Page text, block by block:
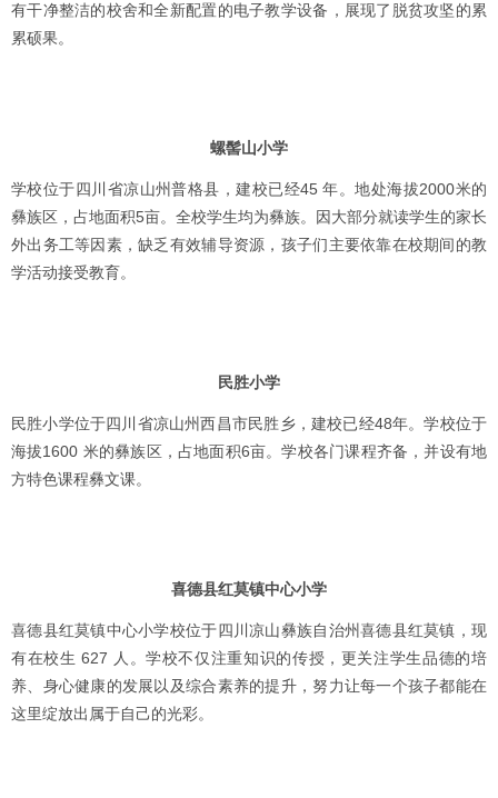
有干净整洁的校舍和全新配置的电子教学设备，展现了脱贫攻坚的累
累硕果。
螺髻山小学
学校位于四川省凉山州普格县，建校已经45 年。地处海拔2000米的
彝族区，占地面积5亩。全校学生均为彝族。因大部分就读学生的家长
外出务工等因素，缺乏有效辅导资源，孩子们主要依靠在校期间的教
学活动接受教育。
民胜小学
民胜小学位于四川省凉山州西昌市民胜乡，建校已经48年。学校位于
海拔1600 米的彝族区，占地面积6亩。学校各门课程齐备，并设有地
方特色课程彝文课。
喜德县红莫镇中心小学
喜德县红莫镇中心小学校位于四川凉山彝族自治州喜德县红莫镇，现
有在校生 627 人。学校不仅注重知识的传授，更关注学生品德的培
养、身心健康的发展以及综合素养的提升，努力让每一个孩子都能在
这里绽放出属于自己的光彩。